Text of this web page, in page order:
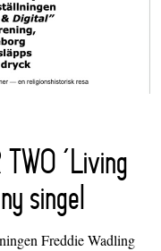
‘Living
singel
Freddie Wadling